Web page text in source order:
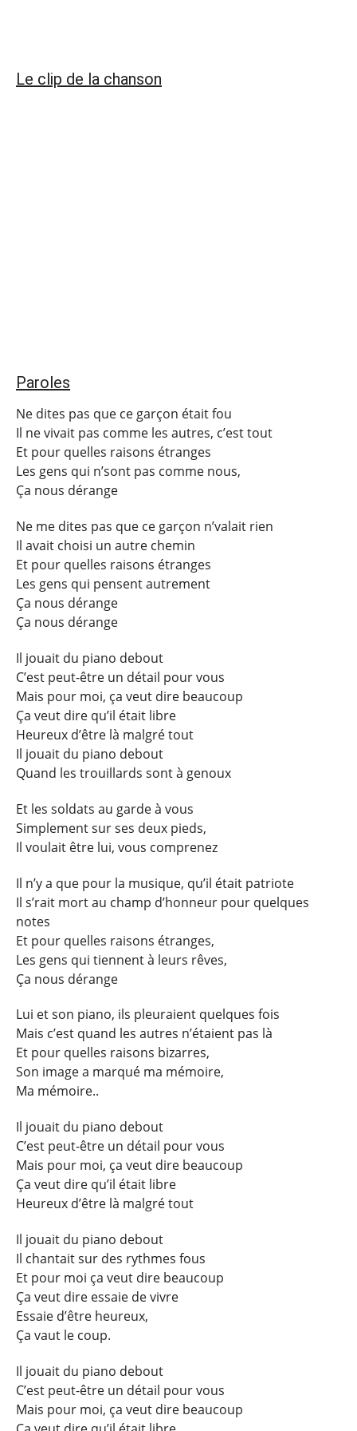
Le clip de la chanson
Paroles
Ne dites pas que ce garçon était fou
Il ne vivait pas comme les autres, c’est tout
Et pour quelles raisons étranges
Les gens qui n’sont pas comme nous,
Ça nous dérange
Ne me dites pas que ce garçon n’valait rien
Il avait choisi un autre chemin
Et pour quelles raisons étranges
Les gens qui pensent autrement
Ça nous dérange
Ça nous dérange
Il jouait du piano debout
C’est peut-être un détail pour vous
Mais pour moi, ça veut dire beaucoup
Ça veut dire qu’il était libre
Heureux d’être là malgré tout
Il jouait du piano debout
Quand les trouillards sont à genoux
Et les soldats au garde à vous
Simplement sur ses deux pieds,
Il voulait être lui, vous comprenez
Il n’y a que pour la musique, qu’il était patriote
Il s’rait mort au champ d’honneur pour quelques
notes
Et pour quelles raisons étranges,
Les gens qui tiennent à leurs rêves,
Ça nous dérange
Lui et son piano, ils pleuraient quelques fois
Mais c’est quand les autres n’étaient pas là
Et pour quelles raisons bizarres,
Son image a marqué ma mémoire,
Ma mémoire..
Il jouait du piano debout
C’est peut-être un détail pour vous
Mais pour moi, ça veut dire beaucoup
Ça veut dire qu’il était libre
Heureux d’être là malgré tout
Il jouait du piano debout
Il chantait sur des rythmes fous
Et pour moi ça veut dire beaucoup
Ça veut dire essaie de vivre
Essaie d’être heureux,
Ça vaut le coup.
Il jouait du piano debout
C’est peut-être un détail pour vous
Mais pour moi, ça veut dire beaucoup